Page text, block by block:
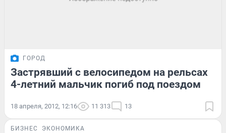
ГОРОД
Застрявший с велосипедом на рельсах
4-летний мальчик погиб под поездом
18 апреля, 2012, 12:16 11 313 13
БИЗНЕС ЭКОНОМИКА